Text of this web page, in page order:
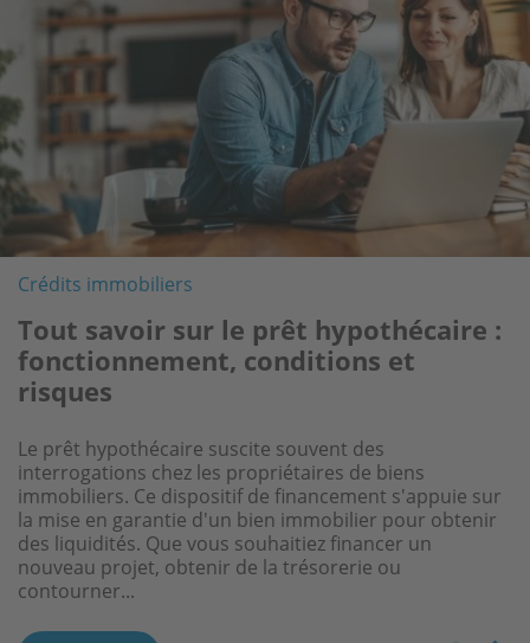
Quels frais peut-on intégrer dans son
crédit immobilier ?
Acheter un logement ne se résume pas au prix affiché
dans l'annonce. Entre les frais de notaire, les travaux,
les frais de garantie ou encore les frais de dossier, le
budget global peut rapidement augmenter. Pour éviter
les mauvaises surprises, il est essentiel d'anticiper ces
dépenses dès le...
Lire l'article
Quelles aides pour l'achat d'un bien
immobilier ? Le guide complet
Devenir propriétaire représente souvent un projet de
vie majeur, et pourtant, nombreux sont les ménages
qui ignorent qu'ils peuvent bénéficier d'aides
financières significatives pour concrétiser leur rêve
immobilier. Entre prêts aidés, dispositifs fiscaux et
subventions locales, l'arsenal d'aides à...
Lire l'article
Crédits immobiliers
Tout savoir sur le prêt hypothécaire :
fonctionnement, conditions et
risques
Le prêt hypothécaire suscite souvent des
interrogations chez les propriétaires de biens
immobiliers. Ce dispositif de financement s'appuie sur
la mise en garantie d'un bien immobilier pour obtenir
des liquidités. Que vous souhaitiez financer un
nouveau projet, obtenir de la trésorerie ou
contourner...